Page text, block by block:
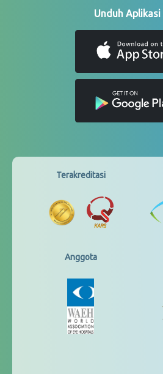
Unduh Aplikasi
Terakreditasi
Anggota